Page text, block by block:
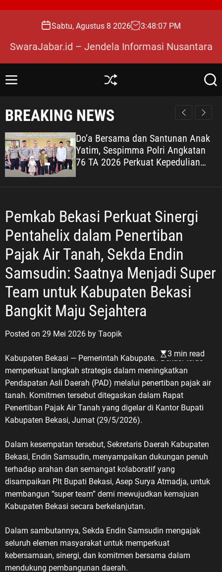
Sabtu, Agustus 8 2026 3:48:08 PM
SwaraJabar.id – Jendela Informasi Nusantara
M
u
S
ff
S
r
h
BREAKING NEWS
Do’a Bersama dan Santunan Anak
Yatim, Sespimma Polri Angkatan
76 TA 2026 Perkuat Kepedulian
Sosial
Pemkab Bekasi Perkuat Sinergi
Pentahelix dalam Penertiban
Pajak Air Tanah, Sekda Endin
Samsudin: Saatnya Menjadi Super
Team untuk Kabupaten Bekasi
Bangkit Maju Sejahtera
Posted on 29 Mei 2026 by Taopik
3 min read
Kabupaten Bekasi — Pemerintah Kabupaten Bekasi terus
memperkuat langkah strategis dalam meningkatkan
Pendapatan Asli Daerah (PAD) melalui penertiban pajak air
tanah. Komitmen tersebut ditegaskan dalam Rapat
Penertiban Pajak Air Tanah yang digelar di Kantor Bupati
Kabupaten Bekasi, Jumat (29/5/2026).
Dalam kesempatan tersebut, Sekretaris Daerah Kabupaten
Bekasi, Endin Samsudin, menyampaikan dukungan penuh
terhadap arahan dan semangat kolaboratif yang
disampaikan Plt Bupati Bekasi, Asep Surya Atmadja, untuk
membangun “super team” demi mewujudkan kemajuan
Kabupaten Bekasi secara berkelanjutan.
Dalam sambutannya, Sekda Endin Samsudin mengajak
seluruh elemen masyarakat untuk memperkuat
kebersamaan, sinergi, dan komitmen bersama dalam
mendukung pembangunan daerah.